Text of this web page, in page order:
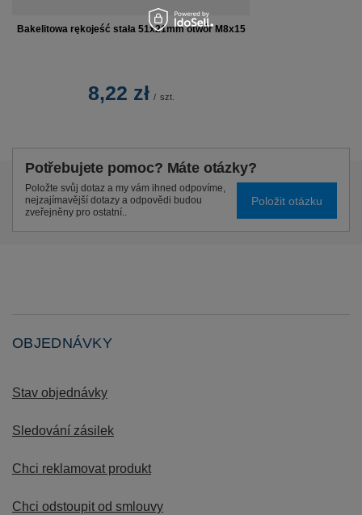
Bakelitowa rękojeść stała 51x21mm otwór M8x15
8,22 zł / szt.
Potřebujete pomoc? Máte otázky?
Položte svůj dotaz a my vám ihned odpovíme,
nejzajímavější dotazy a odpovědi budou
zveřejněny pro ostatní..
Položit otázku
OBJEDNÁVKY
Stav objednávky
Sledování zásilek
Chci reklamovat produkt
Chci odstoupit od smlouvy